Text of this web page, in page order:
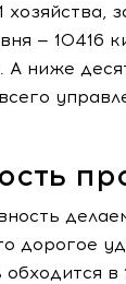
— 10416
А ниже
дорогое